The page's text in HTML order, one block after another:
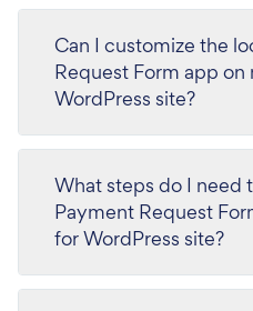
Can I customize the
Request Form app
WordPress site?
What steps do I need
Payment Request
for WordPress site?